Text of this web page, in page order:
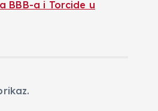
BBB-a i Torcide u